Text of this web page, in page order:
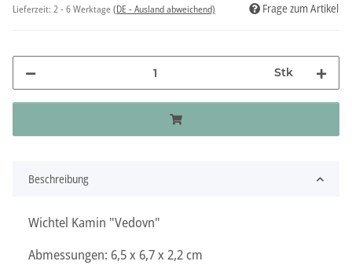
Lieferzeit: 2 - 6 Werktage(DE - Ausland abweichend) Frage zum Artikel
Stk
Beschreibung
Wichtel Kamin "Vedovn"
Abmessungen: 6,5 x 6,7 x 2,2 cm